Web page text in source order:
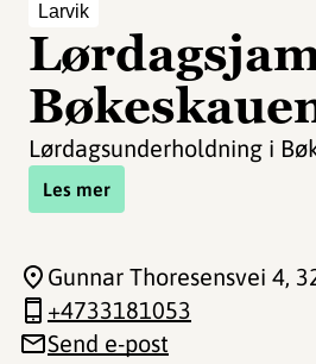
Larvik
Lørdagsunderholdning i
Les mer
Gunnar Thoresensvei 4,
+4733181053
Send e-post